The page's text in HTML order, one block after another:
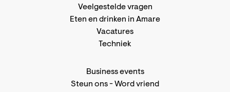
Veelgestelde vragen
Eten en drinken in Amare
Vacatures
Techniek
Business events
Steun ons-Word vriend